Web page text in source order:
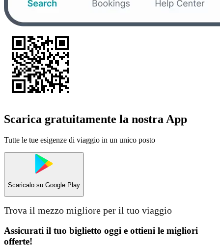
Scarica gratuitamente la nostra App
Tutte le tue esigenze di viaggio in un unico posto
Scaricalo su Google Play
Trova il mezzo migliore per il tuo viaggio
Assicurati il ​​tuo biglietto oggi e ottieni le migliori
offerte!